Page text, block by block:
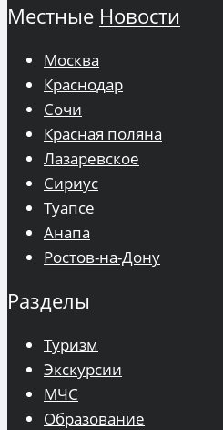
Местные Новости
Москва
Краснодар
Сочи
Красная поляна
Лазаревское
Сириус
Туапсе
Анапа
Ростов-на-Дону
Разделы
Туризм
Экскурсии
МЧС
Образование